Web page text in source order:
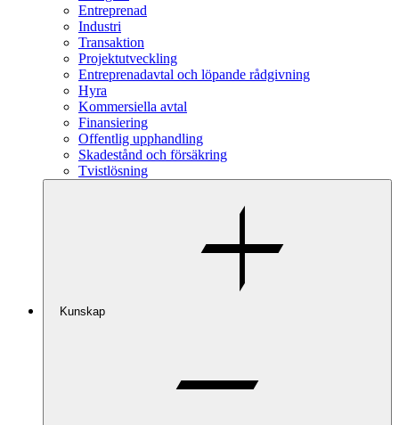
Entreprenad
Industri
Transaktion
Projektutveckling
Entreprenadavtal och löpande rådgivning
Hyra
Kommersiella avtal
Finansiering
Offentlig upphandling
Skadestånd och försäkring
Tvistlösning
Kunskap